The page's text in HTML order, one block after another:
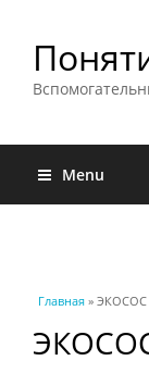
Menu
Вы здесь
Главная » ЭКОСОС